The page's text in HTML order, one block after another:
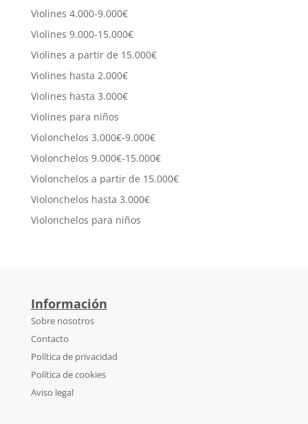
Violines 4.000-9.000€
Violines 9.000-15.000€
Violines a partir de 15.000€
Violines hasta 2.000€
Violines hasta 3.000€
Violines para niños
Violonchelos 3.000€-9.000€
Violonchelos 9.000€-15.000€
Violonchelos a partir de 15.000€
Violonchelos hasta 3.000€
Violonchelos para niños
Información
Sobre nosotros
Contacto
Política de privacidad
Política de cookies
Aviso legal